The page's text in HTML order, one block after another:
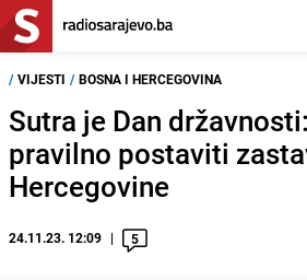
/ VIJESTI / BOSNA I HERCEGOVINA
Sutra je Dan
pravilno postaviti
Hercegovine
24.11.23. 12:09 5